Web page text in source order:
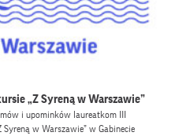
„Z Syreną w Warszawie”
i upominków laureatkom III
w Warszawie” w Gabinecie